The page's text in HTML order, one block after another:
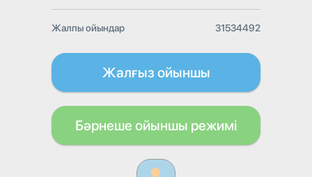
Жалпы ойындар 31534492
Жалғыз ойыншы
Бәрнеше ойыншы режимі